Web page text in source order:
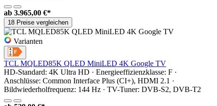
ab 3.965,00 €*
18 Preise vergleichen
Varianten
TCL MQLED85K QLED MiniLED 4K Google TV
HD-Standard: 4K Ultra HD · Energieeffizienzklasse: F ·
Anschlüsse: Common Interface Plus (CI+), HDMI 2.1 ·
Bildwiederholfrequenz: 144 Hz · TV-Tuner: DVB-S2, DVB-T2